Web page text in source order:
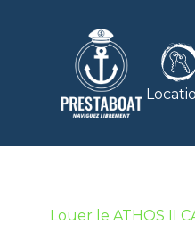
Louer le ATHOS II